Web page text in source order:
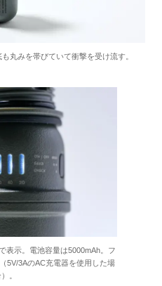
丸みを帯びていて衝撃を受け流す。
表示。電池容量は5000mAh。フ
5V/3AのAC充電器を使用した場
。